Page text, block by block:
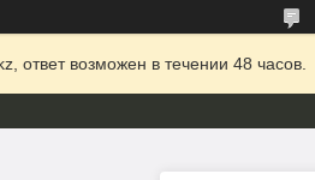
ответ возможен в течении 48 часов.